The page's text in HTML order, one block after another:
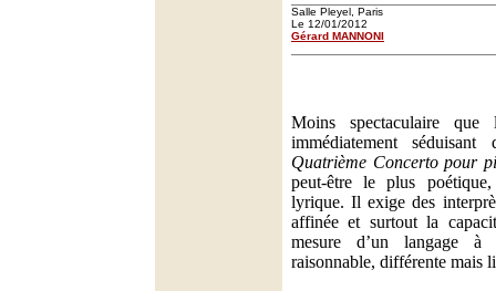
Salle Pleyel, Paris
Le 12/01/2012
Gérard MANNONI
Moins spectaculaire que
immédiatement
Quatrième Concerto pour
peut-être le plus
lyrique. Il exige des
affinée et surtout la
mesure d’un langage
raisonnable, différente mais